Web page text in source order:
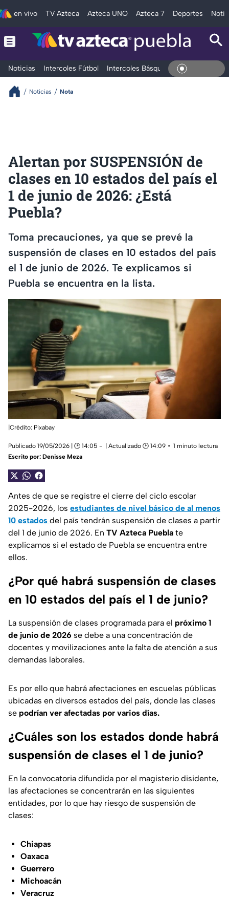
en vivo TV Azteca Azteca UNO Azteca 7 Deportes
Noticias Intercoles Fútbol Intercoles Básquetbol DeportesEn Vivo
Noticias Nota
Alertan por SUSPENSIÓN de
clases en 10 estados del país el
1 de junio de 2026: ¿Está
Puebla?
Toma precauciones, ya que se prevé la
suspensión de clases en 10 estados del país
el 1 de junio de 2026. Te explicamos si
Puebla se encuentra en la lista.
|Crédito: Pixabay
Publicado 19/05/2026 | 🕑 14:05 | Actualizado 🕑 14:09
1 minuto lectura
Escrito por: Denisse Meza
Antes de que se registre el cierre del ciclo escolar
2025-2026, los estudiantes de nivel básico de al menos
10 estados del país tendrán suspensión de clases a partir
del 1 de junio de 2026. En TV Azteca Puebla te
explicamos si el estado de Puebla se encuentra entre
ellos.
¿Por qué habrá suspensión de clases
en 10 estados del país el 1 de junio?
La suspensión de clases programada para el próximo 1
de junio de 2026 se debe a una concentración de
docentes y movilizaciones ante la falta de atención a sus
demandas laborales.
Es por ello que habrá afectaciones en escuelas públicas
ubicadas en diversos estados del país, donde las clases
se podrían ver afectadas por varios días.
¿Cuáles son los estados donde habrá
suspensión de clases el 1 de junio?
En la convocatoria difundida por el magisterio disidente,
las afectaciones se concentrarán en las siguientes
entidades, por lo que hay riesgo de suspensión de
clases:
Chiapas
Oaxaca
Guerrero
Michoacán
Veracruz